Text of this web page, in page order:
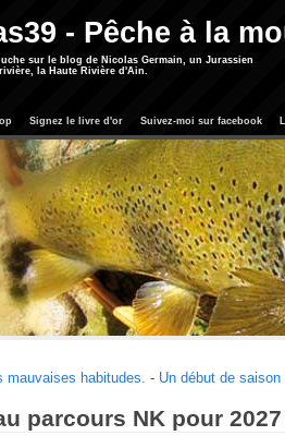
- Pêche à la
sur le blog de Nicolas Germain, un Jurassien
la Haute Rivière d'Ain.
Signez le livre d'or Suivez-moi sur facebook
mauvaises habitudes. - Un début de
parcours NK pour